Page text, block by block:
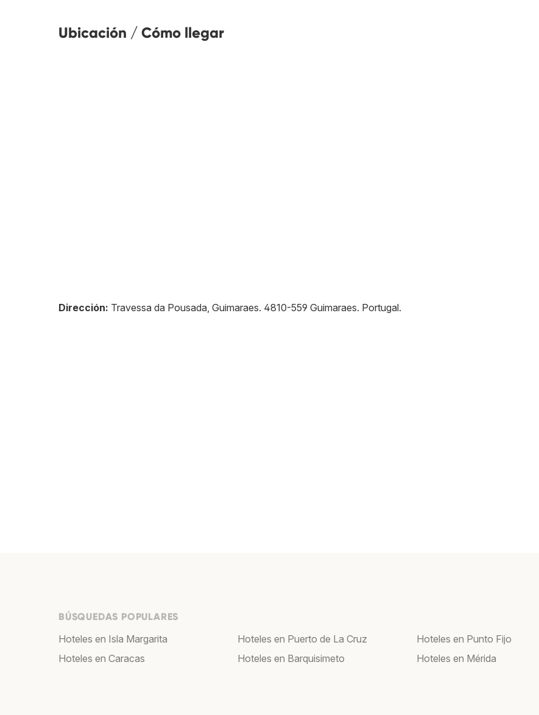
Ubicación / Cómo llegar
Dirección: Travessa da Pousada, Guimaraes. 4810-559 Guimaraes. Portugal.
BÚSQUEDAS POPULARES
Hoteles en Isla Margarita
Hoteles en Caracas
Hoteles en Puerto de La Cruz
Hoteles en Barquisimeto
Hoteles en Punto Fijo
Hoteles en Mérida